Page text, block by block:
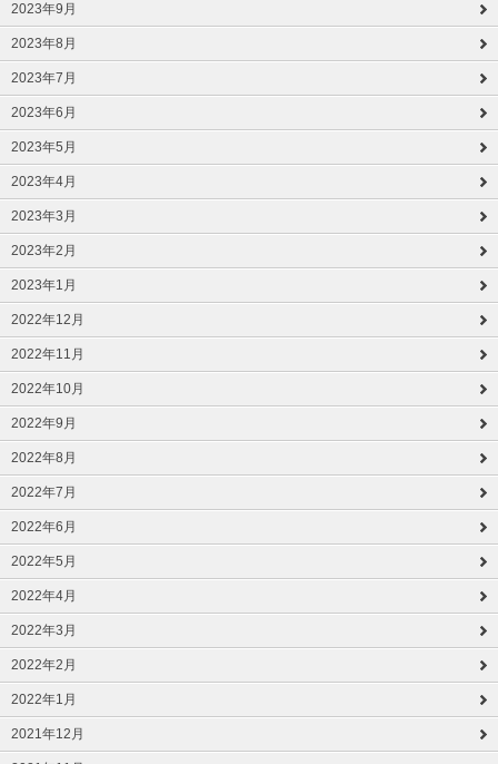
2023年9月
2023年8月
2023年7月
2023年6月
2023年5月
2023年4月
2023年3月
2023年2月
2023年1月
2022年12月
2022年11月
2022年10月
2022年9月
2022年8月
2022年7月
2022年6月
2022年5月
2022年4月
2022年3月
2022年2月
2022年1月
2021年12月